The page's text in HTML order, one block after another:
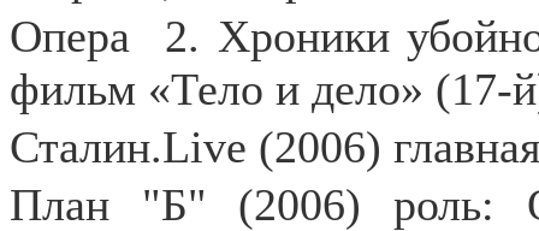
Опера
2. Хроники
фильм «Тело и дело» (17-
Сталин.Live (2006)
План "Б" (2006) роль: